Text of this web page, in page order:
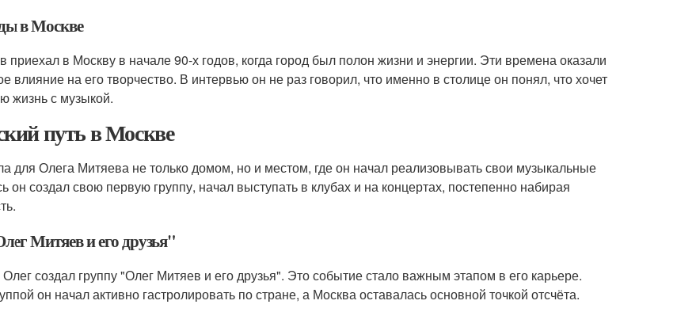
в Москве
приехал в Москву в начале 90-х годов, когда город был полон жизни и энергии. Эти времена оказали
влияние на его творчество. В интервью он не раз говорил, что именно в столице он понял, что хочет
жизнь с музыкой.
путь в Москве
для Олега Митяева не только домом, но и местом, где он начал реализовывать свои музыкальные
он создал свою первую группу, начал выступать в клубах и на концертах, постепенно набирая
Митяев и его друзья"
создал группу "Олег Митяев и его друзья". Это событие стало важным этапом в его карьере.
он начал активно гастролировать по стране, а Москва оставалась основной точкой отсчёта.